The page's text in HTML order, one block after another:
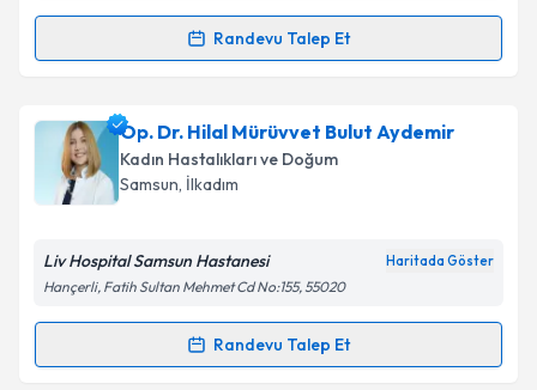
Kişisel verilerimin işlenmesine ilişkinAydınlatma
kapsamda işlenmesini kabul ediyorum.
Takvim Talebini Gönder
Randevu Talep Et
Randevu Takvimi Talebi
Op. Dr. Safiye Gençiçin randevu takvimi talebi
oluşturun. Size bu uzmandan randevu almanız için bir
takvim hazırlandığında e-posta ile bilgilendireceğiz.
Kişisel verilerimin işlenmesine ilişkin
Metni'ni okudum ve kişisel verilerimin belirtilen
Op. Dr. Hilal Mürüvvet Bulut Aydemir
Kadın Hastalıkları ve Doğum
Samsun, İlkadım
Liv Hospital Samsun Hastanesi Haritada Göster
Hançerli, Fatih Sultan Mehmet Cd No:155, 55020
Randevu Talep Et
Randevu Takvimi Talebi